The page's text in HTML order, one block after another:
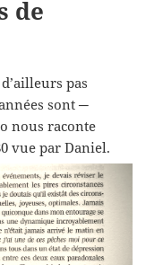
de
pas
sont ─
nous raconte
vue par Daniel.